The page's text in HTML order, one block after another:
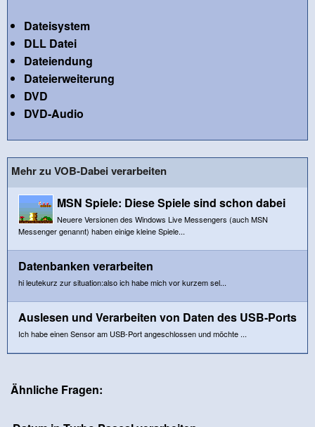
Dateisystem
DLL Datei
Dateiendung
Dateierweiterung
DVD
DVD-Audio
Mehr zu VOB-Dabei verarbeiten
MSN Spiele: Diese Spiele sind schon dabei
Neuere Versionen des Windows Live Messengers (auch MSN
Messenger genannt) haben einige kleine Spiele...
Datenbanken verarbeiten
hi leutekurz zur situation:also ich habe mich vor kurzem sel...
Auslesen und Verarbeiten von Daten des USB-Ports
Ich habe einen Sensor am USB-Port angeschlossen und möchte ...
Ähnliche Fragen: